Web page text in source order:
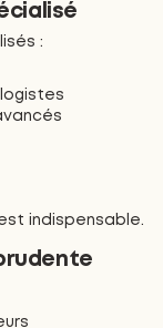
:
indispensable.